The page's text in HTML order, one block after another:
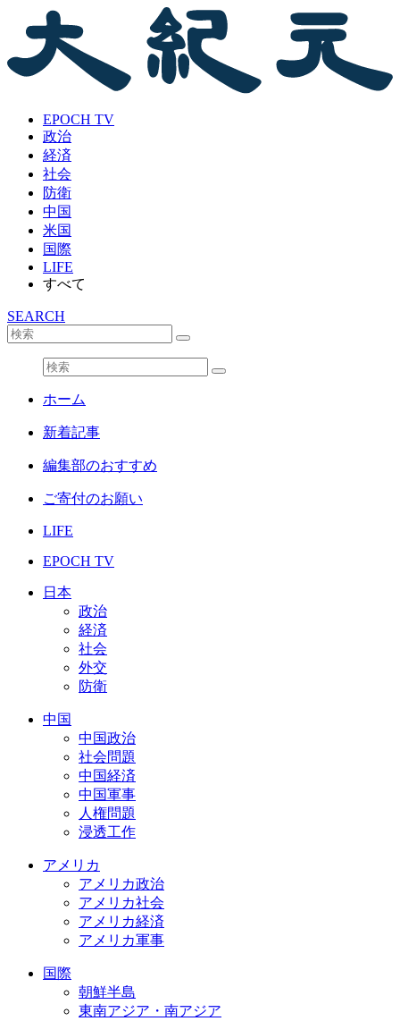
EPOCH TV
政治
経済
社会
防衛
中国
米国
国際
LIFE
すべて
SEARCH
ホーム
新着記事
編集部のおすすめ
ご寄付のお願い
LIFE
EPOCH TV
日本
政治
経済
社会
外交
防衛
中国
中国政治
社会問題
中国経済
中国軍事
人権問題
浸透工作
アメリカ
アメリカ政治
アメリカ社会
アメリカ経済
アメリカ軍事
国際
朝鮮半島
東南アジア・南アジア